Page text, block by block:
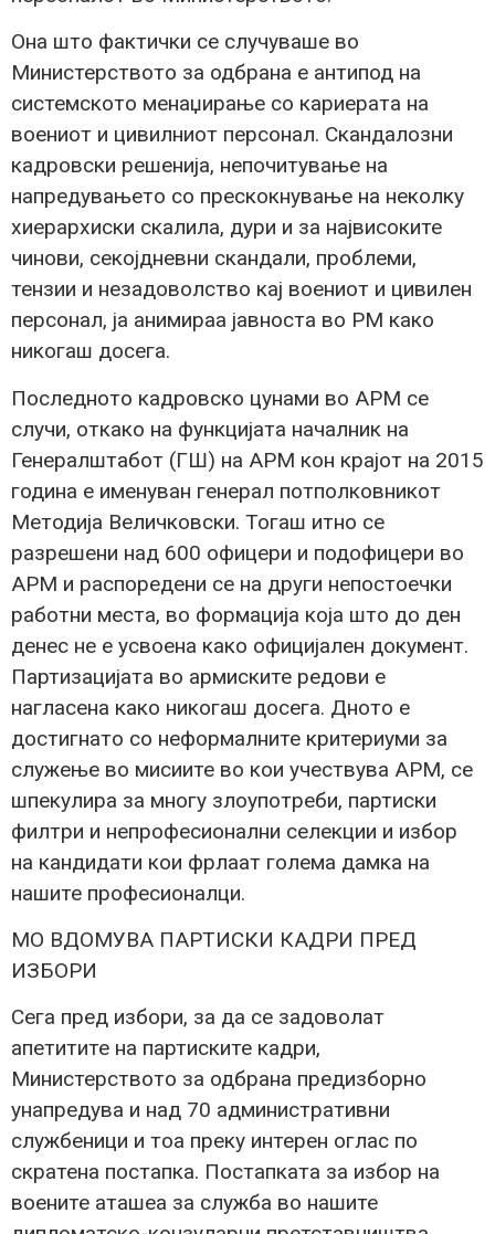
Она што фактички се случуваше во
Министерството за одбрана е антипод на
системското менаџирање со кариерата на
воениот и цивилниот персонал. Скандалозни
кадровски решенија, непочитување на
напредувањето со прескокнување на неколку
хиерархиски скалила, дури и за највисоките
чинови, секојдневни скандали, проблеми,
тензии и незадоволство кај воениот и цивилен
персонал, ја анимираа јавноста во РМ како
никогаш досега.
Последното кадровско цунами во АРМ се
случи, откако на функцијата началник на
Генералштабот (ГШ) на АРМ кон крајот на 2015
година е именуван генерал потполковникот
Методија Величковски. Тогаш итно се
разрешени над 600 офицери и подофицери во
АРМ и распоредени се на други непостоечки
работни места, во формација која што до ден
денес не е усвоена како официјален документ.
Партизацијата во армиските редови е
нагласена како никогаш досега. Дното е
достигнато со неформалните критериуми за
служење во мисиите во кои учествува АРМ, се
шпекулира за многу злоупотреби, партиски
филтри и непрофесионални селекции и избор
на кандидати кои фрлаат голема дамка на
нашите професионалци.
МО ВДОМУВА ПАРТИСКИ КАДРИ ПРЕД
ИЗБОРИ
Сега пред избори, за да се задоволат
апетитите на партиските кадри,
Министерството за одбрана предизборно
унапредува и над 70 административни
службеници и тоа преку интерен оглас по
скратена постапка. Постапката за избор на
воените аташеа за служба во нашите